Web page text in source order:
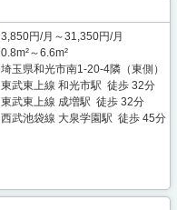
3,850円/月～31,350円/月
0.8m²～6.6m²
埼玉県和光市南1-20-4隣（東側）
東武東上線 和光市駅 徒歩 32分
東武東上線 成増駅 徒歩 32分
西武池袋線 大泉学園駅 徒歩 45分